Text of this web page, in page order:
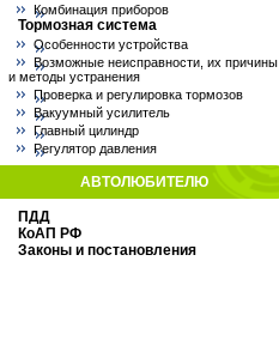
Комбинация приборов
Тормозная система
Особенности устройства
Возможные неисправности, их причины
и методы устранения
Проверка и регулировка тормозов
Вакуумный усилитель
Главный цилиндр
Регулятор давления
АВТОЛЮБИТЕЛЮ
ПДД
КоАП РФ
Законы и постановления